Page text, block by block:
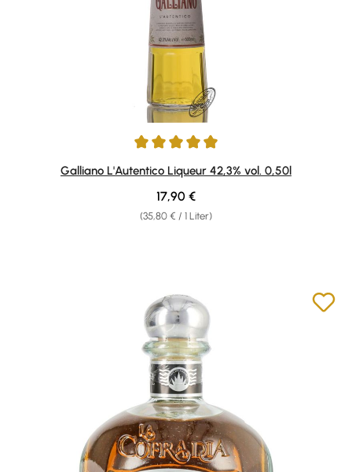
Durchschnittliche Bewertung von 4.89 von 5 Sternen
Galliano L'Autentico Liqueur 42,3% vol. 0,50l
(35,80 € / 1 Liter)
Regulärer Preis:
17,90 €